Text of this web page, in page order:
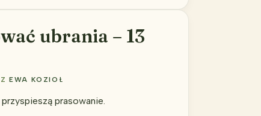
ubrania – 13
EWA KOZIOŁ
prasowanie.